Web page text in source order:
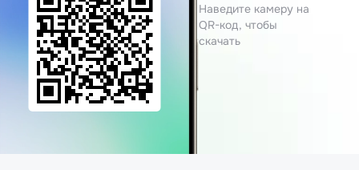
Наведите камеру на
QR-код, чтобы
скачать